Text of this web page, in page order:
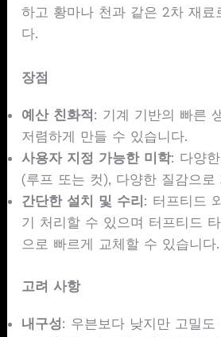
하고 황마나 천과 같은 2차 재료
다.
장점
예산 친화적: 기계 기반의 빠른
저렴하게 만들 수 있습니다.
사용자 지정 가능한 미학: 다양
(루프 또는 컷), 다양한 질감으로
간단한 설치 및 수리: 터프티드
기 처리할 수 있으며 터프티드
으로 빠르게 교체할 수 있습니다.
고려 사항
내구성: 우븐보다 낮지만 고밀도